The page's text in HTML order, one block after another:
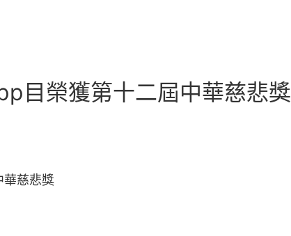
目榮獲第十二屆中華慈悲獎
華慈悲獎